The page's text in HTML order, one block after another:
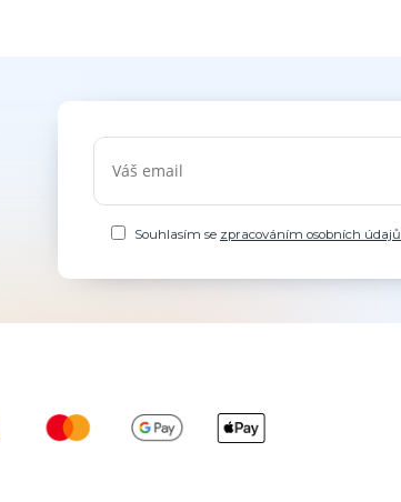
Souhlasím se zpracováním osobních údajů